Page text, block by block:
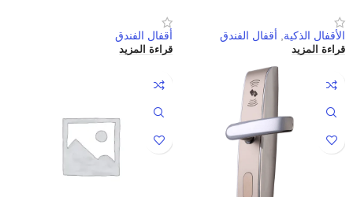
الأقفال الذكية أقفال الفندق
قراءة المزيد
أقفال الفندق
قراءة المزيد